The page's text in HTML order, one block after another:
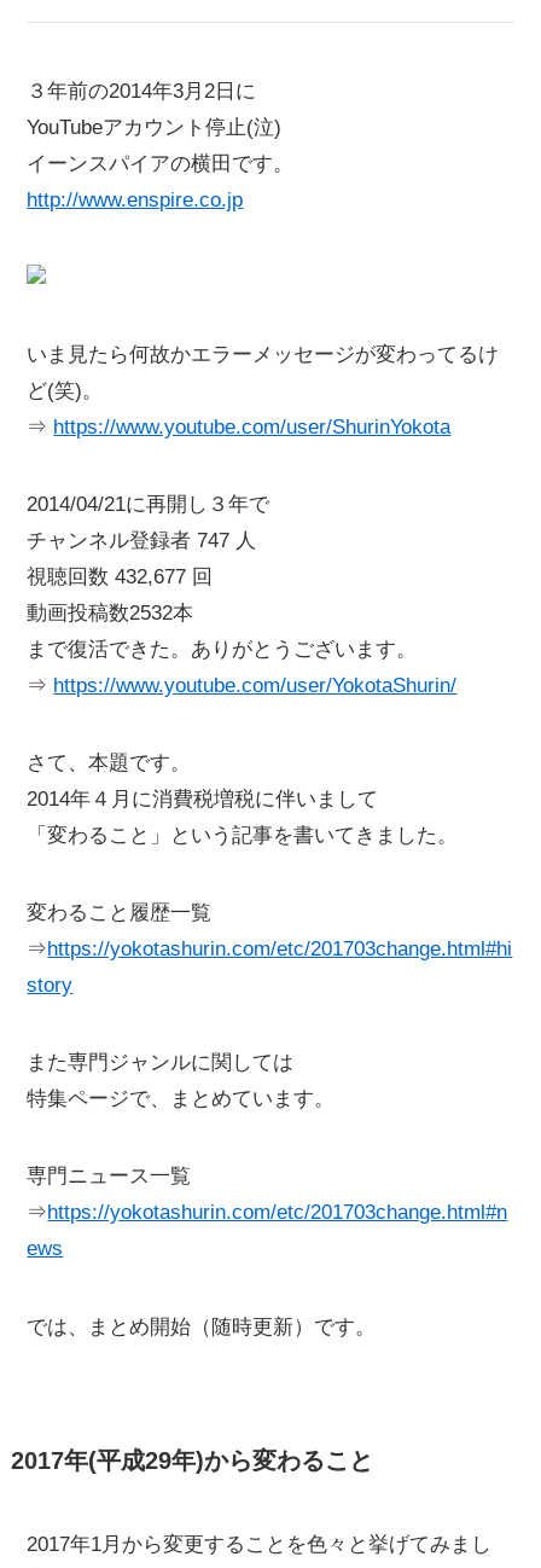
３年前の2014年3月2日に
YouTubeアカウント停止(泣)
イーンスパイアの横田です。
http://www.enspire.co.jp
いま見たら何故かエラーメッセージが変わってるけ
ど(笑)。
⇒ https://www.youtube.com/user/ShurinYokota
2014/04/21に再開し３年で
チャンネル登録者 747 人
視聴回数 432,677 回
動画投稿数2532本
まで復活できた。ありがとうございます。
⇒ https://www.youtube.com/user/YokotaShurin/
さて、本題です。
2014年４月に消費税増税に伴いまして
「変わること」という記事を書いてきました。
変わること履歴一覧
⇒https://yokotashurin.com/etc/201703change.html#hi
story
また専門ジャンルに関しては
特集ページで、まとめています。
専門ニュース一覧
⇒https://yokotashurin.com/etc/201703change.html#n
ews
では、まとめ開始（随時更新）です。
2017年(平成29年)から変わること
2017年1月から変更することを色々と挙げてみまし